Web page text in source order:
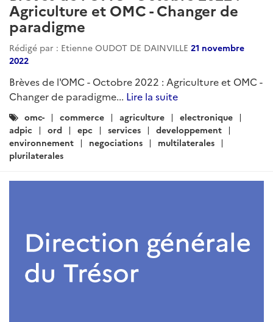
Agriculture et OMC - Changer de
paradigme
Rédigé par : Etienne OUDOT DE DAINVILLE 21 novembre
2022
Brèves de l'OMC - Octobre 2022 : Agriculture et OMC -
Changer de paradigme... Lire la suite
Catégories
:
omc- commerce agriculture
electronique
adpic
ord epc services
developpement
environnement
negociations
multilaterales
plurilaterales